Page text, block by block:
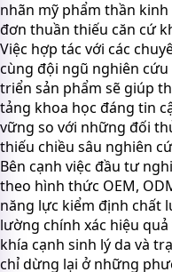
nhãn mỹ phẩm thần
đơn thuần thiếu căn cứ
Việc hợp tác với các
cùng đội ngũ nghiên
triển sản phẩm sẽ giúp
tảng khoa học đáng tin
vững so với những đối
thiếu chiều sâu nghiên
Bên cạnh việc đầu tư
theo hình thức OEM,
năng lực kiểm định chất
lường chính xác hiệu
khía cạnh sinh lý da và
chỉ dừng lại ở những